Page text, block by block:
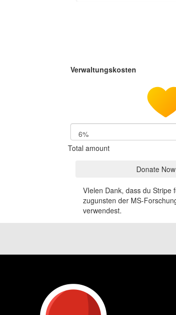
Verwaltungskosten
6%
Total amount
Donate Now
VIelen Dank, dass du Stripe
zugunsten der MS-
verwendest.